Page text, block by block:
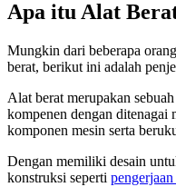
Apa itu Alat
Mungkin dari beberapa
berat, berikut ini adalah
Alat berat merupakan
kompenen dengan ditenagai
komponen mesin serta
Dengan memiliki desain
konstruksi seperti pengerjaan